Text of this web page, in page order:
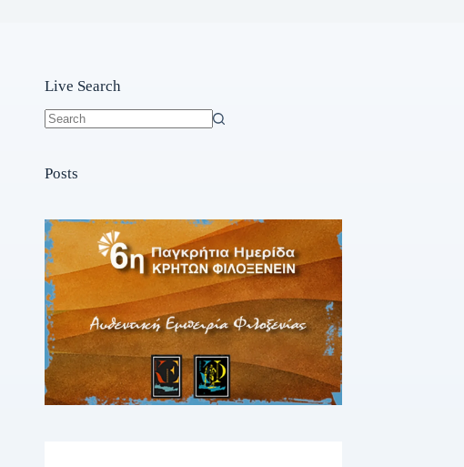
Live Search
Posts